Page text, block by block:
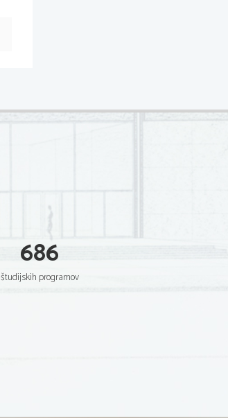
686
študijskih programov